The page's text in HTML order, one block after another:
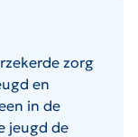
zorg
en
in de
jeugd de